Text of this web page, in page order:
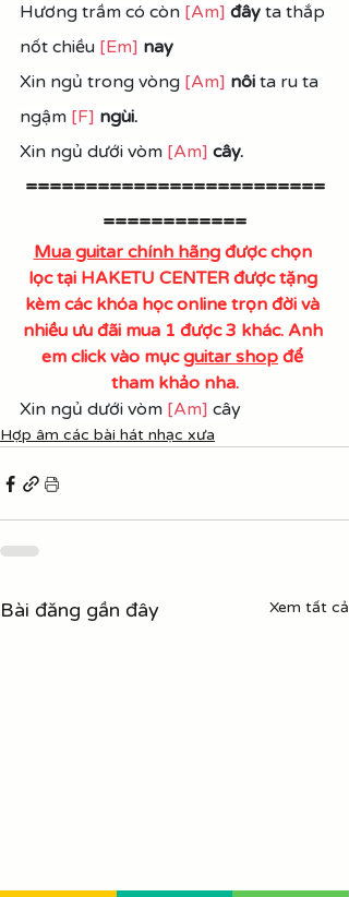
Hương trầm có còn [Am] đây ta thắp
nốt chiều [Em] nay
Xin ngủ trong vòng [Am] nôi ta ru ta
ngậm [F] ngùi.
Xin ngủ dưới vòm [Am] cây.
=========================
============
Mua guitar chính hãng được chọn
lọc tại HAKETU CENTER được tặng
kèm các khóa học online trọn đời và
nhiều ưu đãi mua 1 được 3 khác. Anh
em click vào mục guitar shop để
tham khảo nha.
Xin ngủ dưới vòm [Am] cây
Hợp âm các bài hát nhạc xưa
Bài đăng gần đây Xem tất cả